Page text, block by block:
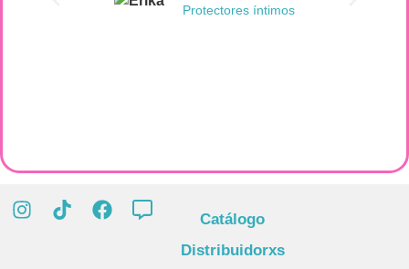
Protectores íntimos
Catálogo
Distribuidorxs